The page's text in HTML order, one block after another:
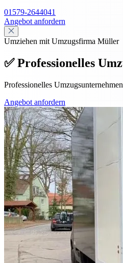
01579-2644041
Angebot anfordern
Umziehen mit Umzugsfirma Müller
✅ Professionelles
Professionelles
Angebot anfordern